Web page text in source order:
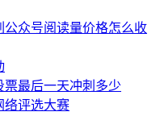
众号阅读量价格怎么收
最后一天冲刺多少
络评选大赛